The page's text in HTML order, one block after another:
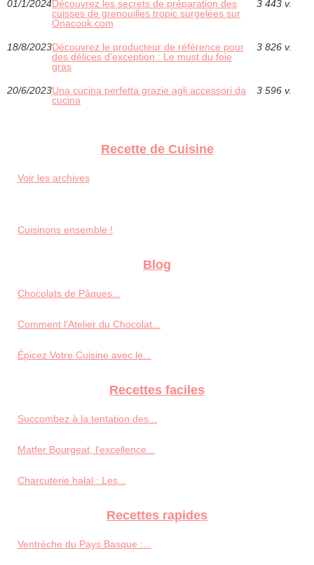
01/1/2024Découvrez les secrets de préparation des
cuisses de grenouilles tropic surgelées sur
Onacook.com
3 443 v.
18/8/2023Découvrez le producteur de référence pour
des délices d'exception : Le must du foie
gras
3 826 v.
20/6/2023Una cucina perfetta grazie agli accessori da
cucina
3 596 v.
Recette de Cuisine
Voir les archives
Cuisinons ensemble !
Blog
Chocolats de Pâques...
Comment l'Atelier du Chocolat...
Épicez Votre Cuisine avec le...
Recettes faciles
Succombez à la tentation des...
Matfer Bourgeat, l'excellence...
Charcuterie halal : Les...
Recettes rapides
Ventrèche du Pays Basque :...